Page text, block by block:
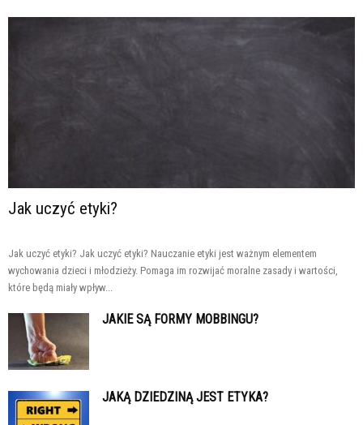
Jak uczyć etyki?
Jak uczyć etyki? Jak uczyć etyki? Nauczanie etyki jest ważnym elementem
wychowania dzieci i młodzieży. Pomaga im rozwijać moralne zasady i wartości,
które będą miały wpływ...
JAKIE SĄ FORMY MOBBINGU?
JAKĄ DZIEDZINĄ JEST ETYKA?